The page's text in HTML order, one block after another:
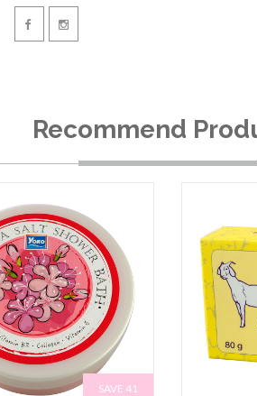
Recommend
SAVE 41